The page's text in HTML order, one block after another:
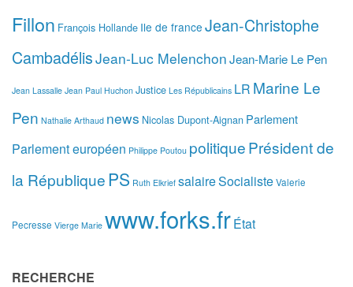
Fillon François Hollande Ile de france Jean-Christophe
CambadélisJean-Luc MelenchonJean-Marie Le Pen
Jean Lassalle Jean Paul Huchon Justice Les Républicains LR Marine Le
Pen Nathalie Arthaud news Nicolas Dupont-Aignan Parlement
Parlement européen Philippe Poutou politiquePrésident de
la République PS Ruth Elkrief salaireSocialisteValerie
Pecresse Vierge Marie www.forks.frÉtat
RECHERCHE